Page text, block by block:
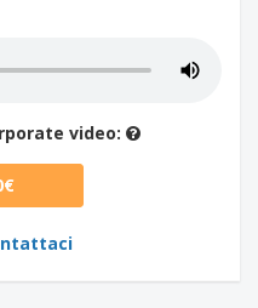
video: